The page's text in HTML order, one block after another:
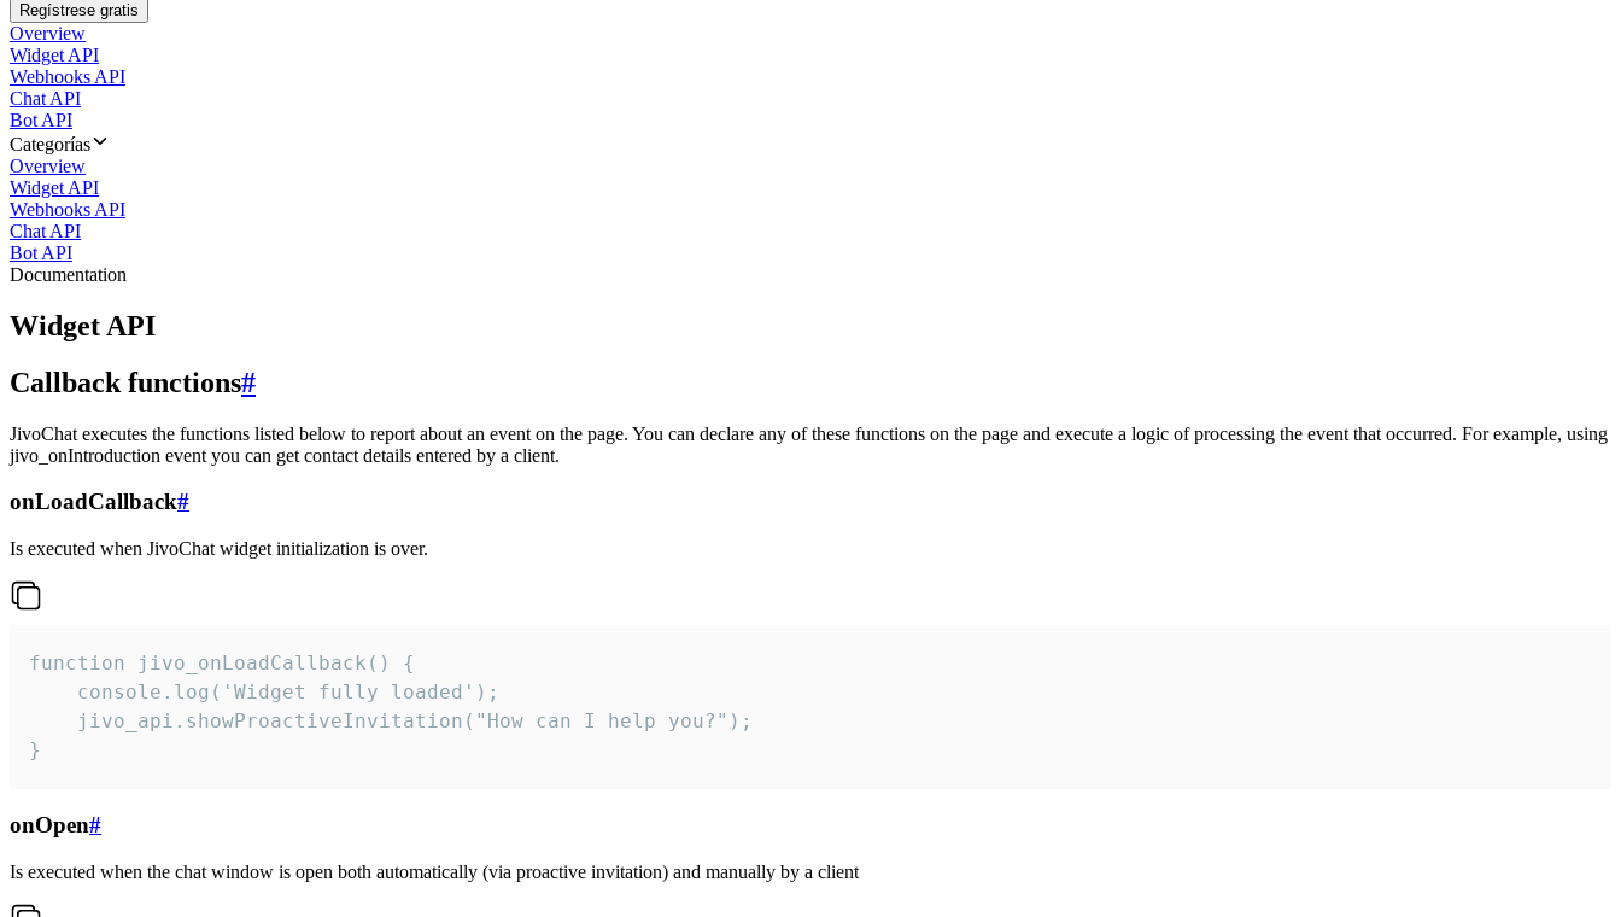
Regístrese gratis
Overview
Widget API
Webhooks API
Chat API
Bot API
Categorías
Overview
Widget API
Webhooks API
Chat API
Bot API
Documentation
Widget API
Callback functions#
JivoChat executes the functions listed below to report about an event on the page. You can declare any of these functions on the page and execute a logic of processing the event that occurred. For example, using
jivo_onIntroduction event you can get contact details entered by a client.
onLoadCallback#
Is executed when JivoChat widget initialization is over.
function jivo_onLoadCallback() {
    console.log('Widget fully loaded');
    jivo_api.showProactiveInvitation("How can I help you?");
}
onOpen#
Is executed when the chat window is open both automatically (via proactive invitation) and manually by a client